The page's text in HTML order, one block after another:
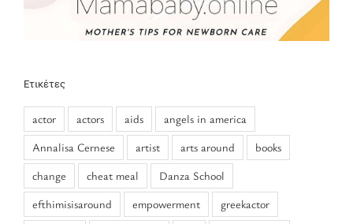
Ετικέτες
actor actors aids
angels in america
Annalisa Cernese
artist arts around
books
change
cheat meal
Danza School
efthimisisaround
empowerment
greekactor